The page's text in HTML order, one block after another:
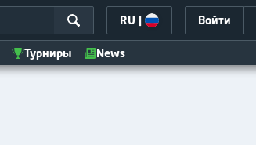
RU | Войти
Турниры News